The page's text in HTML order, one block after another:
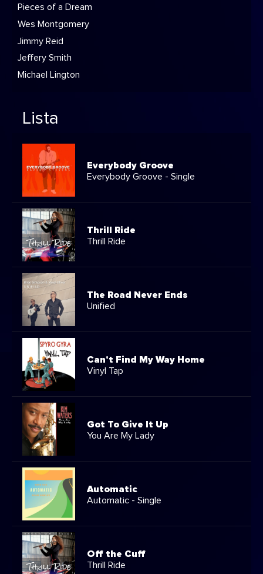
Pieces of a Dream
Wes Montgomery
Jimmy Reid
Jeffery Smith
Michael Lington
Lista
Everybody Groove
Everybody Groove - Single
Thrill Ride
Thrill Ride
The Road Never Ends
Unified
Can't Find My Way Home
Vinyl Tap
Got To Give It Up
You Are My Lady
Automatic
Automatic - Single
Off the Cuff
Thrill Ride